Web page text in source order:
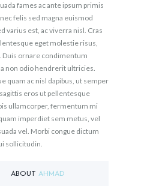
fames ac ante ipsum primis
felis sed magna euismod
varius est, ac viverra nisl. Cras
eget molestie risus,
Duis ornare condimentum
non odio hendrerit ultricies.
quam ac nisl dapibus, ut semper
eros ut pellentesque
ullamcorper, fermentum mi
imperdiet sem metus, vel
vel. Morbi congue dictum
sollicitudin.
ABOUTAHMAD